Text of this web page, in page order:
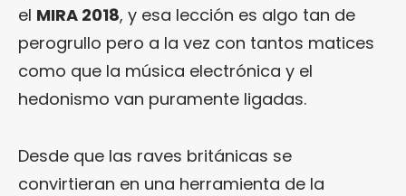
el MIRA 2018, y esa lección es algo tan de
perogrullo pero a la vez con tantos matices
como que la música electrónica y el
hedonismo van puramente ligadas.
Desde que las raves británicas se
convirtieran en una herramienta de la